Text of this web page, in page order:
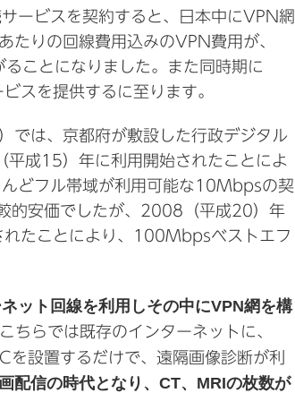
ービスを契約すると、日本中にVPN網
たりの回線費用込みのVPN費用が、
ことになりました。また同時期に
スを提供するに至ります。
では、京都府が敷設した行政デジタル
成15）年に利用開始されたことによ
どフル帯域が利用可能な10Mbpsの契
的安価でしたが、2008（平成20）年
たことにより、100Mbpsベストエフ
ット回線を利用しその中にVPN網を構
こちらでは既存のインターネットに、
設置するだけで、遠隔画像診断が利
配信の時代となり、CT、MRIの枚数が